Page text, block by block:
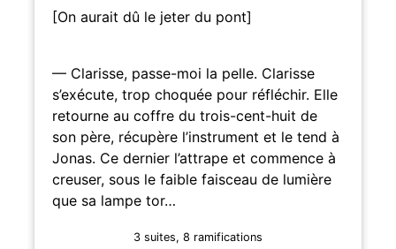
[On aurait dû le jeter du pont]
— Clarisse, passe-moi la pelle. Clarisse
s’exécute, trop choquée pour réfléchir. Elle
retourne au coffre du trois-cent-huit de
son père, récupère l’instrument et le tend à
Jonas. Ce dernier l’attrape et commence à
creuser, sous le faible faisceau de lumière
que sa lampe tor…
3 suites, 8 ramifications